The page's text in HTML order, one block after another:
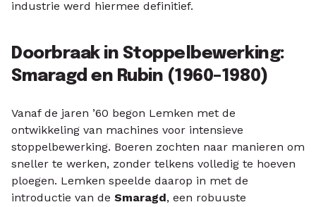
industrie werd hiermee definitief.
Doorbraak in Stoppelbewerking:
Smaragd en Rubin (1960–1980)
Vanaf de jaren ’60 begon Lemken met de
ontwikkeling van machines voor intensieve
stoppelbewerking. Boeren zochten naar manieren om
sneller te werken, zonder telkens volledig te hoeven
ploegen. Lemken speelde daarop in met de
introductie van de Smaragd, een robuuste